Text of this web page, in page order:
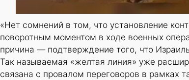
«Нет сомнений в том, что установление
поворотным моментом в ходе военных
причина — подтверждение того, что
Так называемая «желтая линия» уже
связана с провалом переговоров в рамках